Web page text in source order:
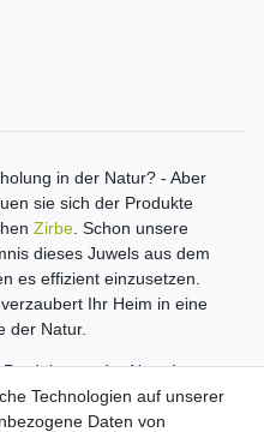
in der Natur? - Aber
sie sich der Produkte
Zirbe. Schon unsere
dieses Juwels aus dem
es effizient einzusetzen.
Ihr Heim in eine
der Natur.
aus der Natur!
Technologien auf unserer
Daten von